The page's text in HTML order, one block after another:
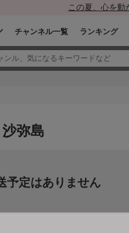
この夏、心を動
チャンネル一覧 ランキング
弥島
予定はありません